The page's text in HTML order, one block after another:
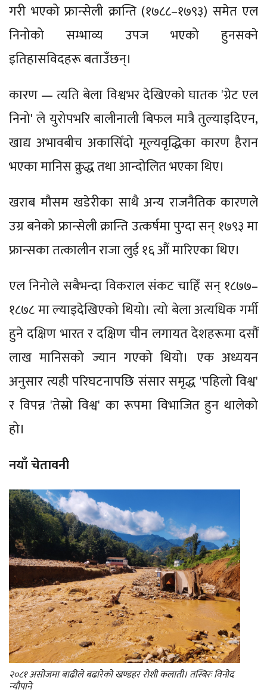
गरी भएको फ्रान्सेली क्रान्ति (१७८८–१७९३) समेत एल
निनोको सम्भाव्य उपज भएको हुनसक्ने
इतिहासविदहरू बताउँछन्।
कारण — त्यति बेला विश्वभर देखिएको घातक 'ग्रेट एल
निनो' ले युरोपभरि बालीनाली बिफल मात्रै तुल्याइदिएन,
खाद्य अभावबीच अकासिँदो मूल्यवृद्धिका कारण हैरान
भएका मानिस क्रुद्ध तथा आन्दोलित भएका थिए।
खराब मौसम खडेरीका साथै अन्य राजनैतिक कारणले
उग्र बनेको फ्रान्सेली क्रान्ति उत्कर्षमा पुग्दा सन् १७९३ मा
फ्रान्सका तत्कालीन राजा लुई १६ औं मारिएका थिए।
एल निनोले सबैभन्दा विकराल संकट चाहिँ सन् १८७७–
१८७८ मा ल्याइदेखिएको थियो। त्यो बेला अत्यधिक गर्मी
हुने दक्षिण भारत र दक्षिण चीन लगायत देशहरूमा दसौं
लाख मानिसको ज्यान गएको थियो। एक अध्ययन
अनुसार त्यही परिघटनापछि संसार समृद्ध 'पहिलो विश्व'
र विपन्न 'तेस्रो विश्व' का रूपमा विभाजित हुन थालेको
हो।
नयाँ चेतावनी
२०८१ असोजमा बाढीले बढारेको खण्डहर रोशी कलाती। तस्बिरः विनोद
न्यौपाने